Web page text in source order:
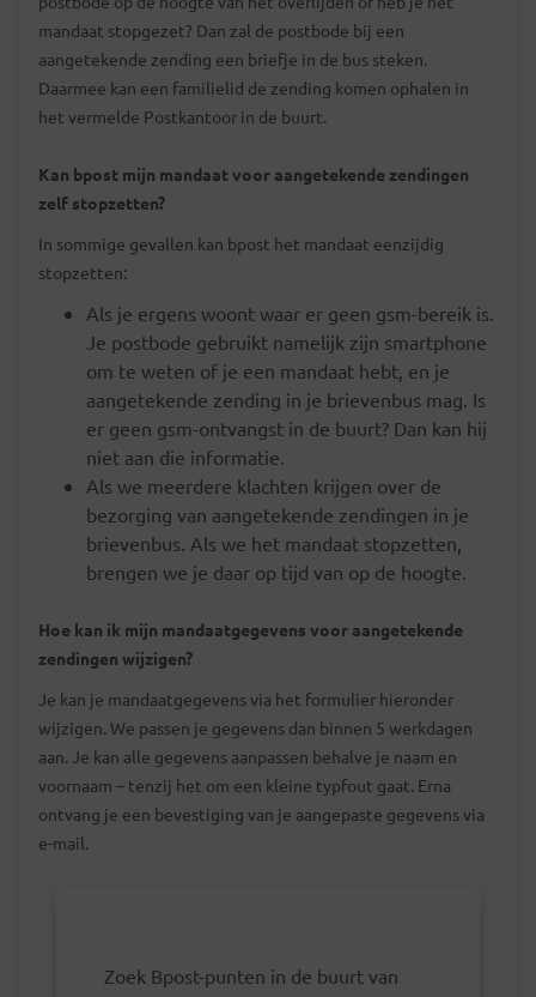
mandaat stopgezet? Dan zal de postbode bij een
aangetekende zending een briefje in de bus steken.
Daarmee kan een familielid de zending komen ophalen in
het vermelde Postkantoor in de buurt.
Kan bpost mijn mandaat voor aangetekende zendingen
zelf stopzetten?
In sommige gevallen kan bpost het mandaat eenzijdig
stopzetten:
Als je ergens woont waar er geen gsm-bereik is.
Je postbode gebruikt namelijk zijn smartphone
om te weten of je een mandaat hebt, en je
aangetekende zending in je brievenbus mag. Is
er geen gsm-ontvangst in de buurt? Dan kan hij
niet aan die informatie.
Als we meerdere klachten krijgen over de
bezorging van aangetekende zendingen in je
brievenbus. Als we het mandaat stopzetten,
brengen we je daar op tijd van op de hoogte.
Hoe kan ik mijn mandaatgegevens voor aangetekende
zendingen wijzigen?
Je kan je mandaatgegevens via het formulier hieronder
wijzigen. We passen je gegevens dan binnen 5 werkdagen
aan. Je kan alle gegevens aanpassen behalve je naam en
voornaam – tenzij het om een kleine typfout gaat. Erna
ontvang je een bevestiging van je aangepaste gegevens via
e-mail.
Zoek Bpost-punten in de buurt van